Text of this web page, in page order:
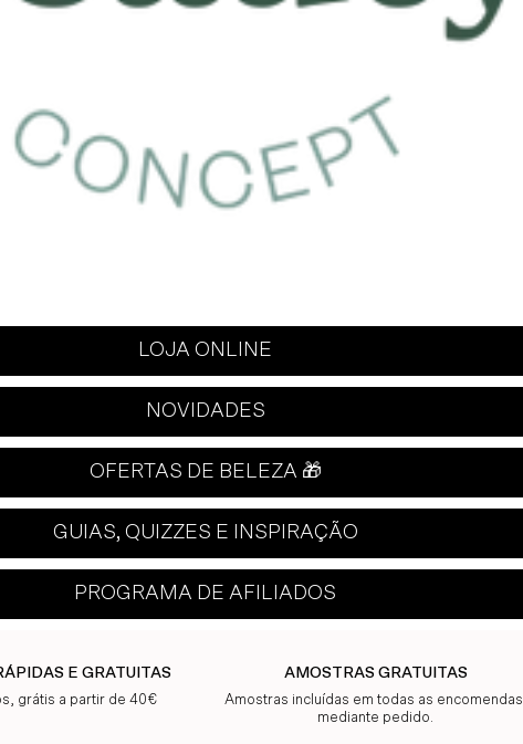
LOJA ONLINE
NOVIDADES
OFERTAS DE BELEZA 🎁
GUIAS, QUIZZES E INSPIRAÇÃO
PROGRAMA DE AFILIADOS
E GRATUITAS
grátis a partir de 40€
AMOSTRAS GRATUITAS
Amostras incluídas em todas as encomendas,
mediante pedido.